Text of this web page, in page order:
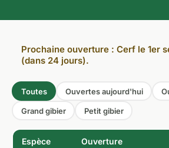
Prochaine ouverture : Cerf le 1er
(dans 24 jours).
Toutes Ouvertes aujourd'hui
Grand gibier Petit gibier
Espèce Ouverture